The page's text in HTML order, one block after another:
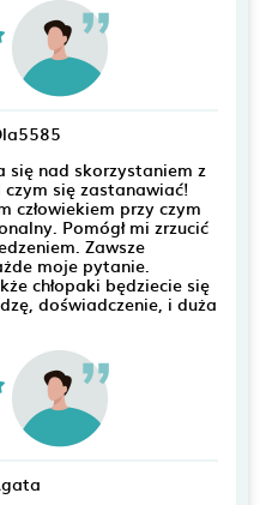
się nad skorzystaniem z
się zastanawiać!
człowiekiem przy czym
Pomógł mi zrzucić
Zawsze
moje pytanie.
chłopaki będziecie się
doświadczenie, i duża